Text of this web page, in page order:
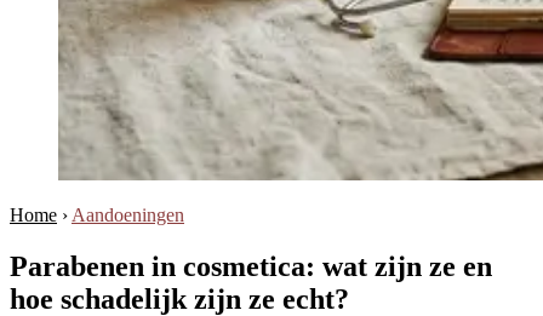
Home › Aandoeningen
Parabenen in cosmetica: wat zijn ze en
hoe schadelijk zijn ze echt?